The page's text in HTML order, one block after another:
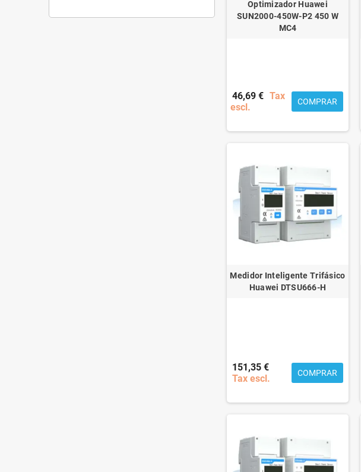
Optimizador Huawei
SUN2000-450W-P2 450 W
MC4
46,69 € Tax
escl.
COMPRAR
Medidor Inteligente Trifásico
Huawei DTSU666-H
151,35 €
Tax escl.
COMPRAR